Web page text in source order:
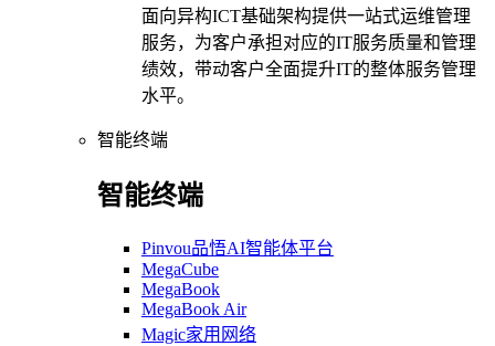
面向异构ICT基础架构提供一站式运维管理
服务，为客户承担对应的IT服务质量和管理
绩效，带动客户全面提升IT的整体服务管理
水平。
智能终端
智能终端
Pinvou品悟AI智能体平台
MegaCube
MegaBook
MegaBook Air
Magic家用网络